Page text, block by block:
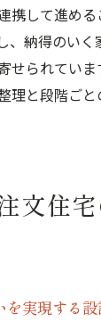
携して進め
、納得のいく
せられていま
理と段階ご
文住
実現する